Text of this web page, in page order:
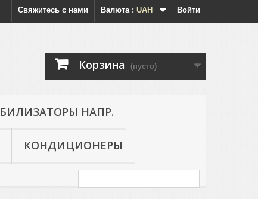
Войти
Валюта : UAH
Свяжитесь с нами
Корзина (пусто)
НАПР.
КОНДИЦИОНЕРЫ